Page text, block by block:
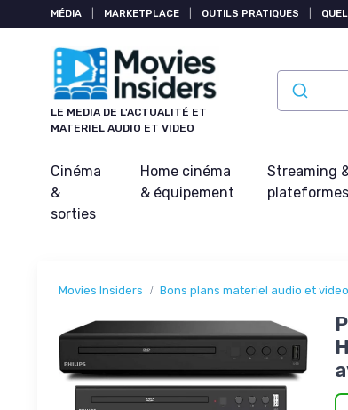
MÉDIA MARKETPLACE OUTILS PRATIQUES
LE MEDIA DE L'ACTUALITÉ ET
MATERIEL AUDIO ET VIDEO
Cinéma
&
sorties
Home cinéma
& équipement
Streaming
plateformes
Movies Insiders Bons plans materiel audio et video
Panneau de gestion des cookies